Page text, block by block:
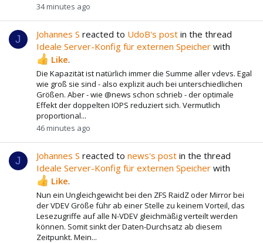
34 minutes ago
J Johannes S reacted to UdoB's post in the thread
Ideale Server-Konfig für externen Speicher with
Like.
Die Kapazität ist natürlich immer die Summe aller vdevs. Egal
wie groß sie sind - also explizit auch bei unterschiedlichen
Größen. Aber - wie @news schon schrieb - der optimale
Effekt der doppelten IOPS reduziert sich. Vermutlich
proportional...
46 minutes ago
J Johannes S reacted to news's post in the thread
Ideale Server-Konfig für externen Speicher with
Like.
Nun ein Ungleichgewicht bei den ZFS RaidZ oder Mirror bei
der VDEV Größe führ ab einer Stelle zu keinem Vorteil, das
Lesezugriffe auf alle N-VDEV gleichmäßig verteilt werden
können. Somit sinkt der Daten-Durchsatz ab diesem
Zeitpunkt. Mein...